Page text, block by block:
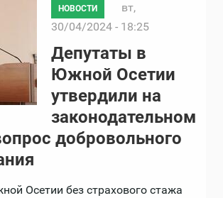
НОВОСТИ
вт,
30/04/2024 - 18:25
Депутаты в
Южной Осетии
утвердили на
законодательном
добровольного
Осетии без страхового стажа